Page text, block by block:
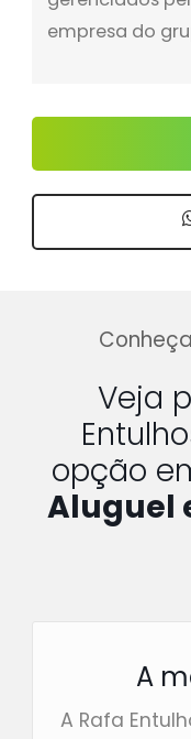
empresa do
Veja
opção
Aluguel
A
A Rafa